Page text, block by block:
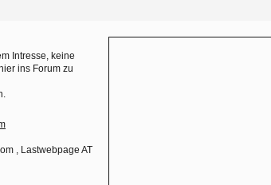
Intresse, keine
ins Forum zu
, Lastwebpage AT